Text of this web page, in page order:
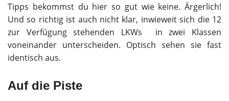
Tipps bekommst du hier so gut wie keine. Ärgerlich!
Und so richtig ist auch nicht klar, inwieweit sich die 12
zur Verfügung stehenden LKWs in zwei Klassen
voneinander unterscheiden. Optisch sehen sie fast
identisch aus.
Auf die Piste